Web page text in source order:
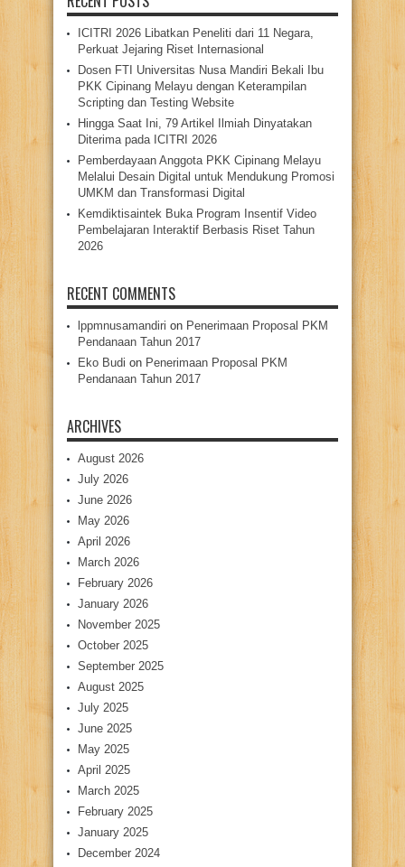
ICITRI 2026 Libatkan Peneliti dari 11 Negara,
Perkuat Jejaring Riset Internasional
Dosen FTI Universitas Nusa Mandiri Bekali Ibu
PKK Cipinang Melayu dengan Keterampilan
Scripting dan Testing Website
Hingga Saat Ini, 79 Artikel Ilmiah Dinyatakan
Diterima pada ICITRI 2026
Pemberdayaan Anggota PKK Cipinang Melayu
Melalui Desain Digital untuk Mendukung Promosi
UMKM dan Transformasi Digital
Kemdiktisaintek Buka Program Insentif Video
Pembelajaran Interaktif Berbasis Riset Tahun
2026
RECENT COMMENTS
lppmnusamandiri on Penerimaan Proposal PKM
Pendanaan Tahun 2017
Eko Budi on Penerimaan Proposal PKM
Pendanaan Tahun 2017
ARCHIVES
August 2026
July 2026
June 2026
May 2026
April 2026
March 2026
February 2026
January 2026
November 2025
October 2025
September 2025
August 2025
July 2025
June 2025
May 2025
April 2025
March 2025
February 2025
January 2025
December 2024